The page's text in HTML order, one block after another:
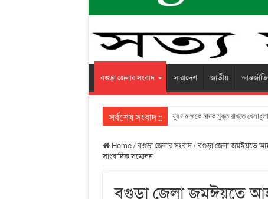
বগুড়া জেলার সংবাদ সারাদেশ জাতীয়
সর্বশেষ সংবাদ :: যুব সমাজকে মাদক মুক্ত রাখতে
Home/বগুড়া জেলার সংবাদ/বগুড়া জেলা জমঈয়তে
সাংবাদিক সম্মেলন
বগুড়া জেলা জমঈয়তে